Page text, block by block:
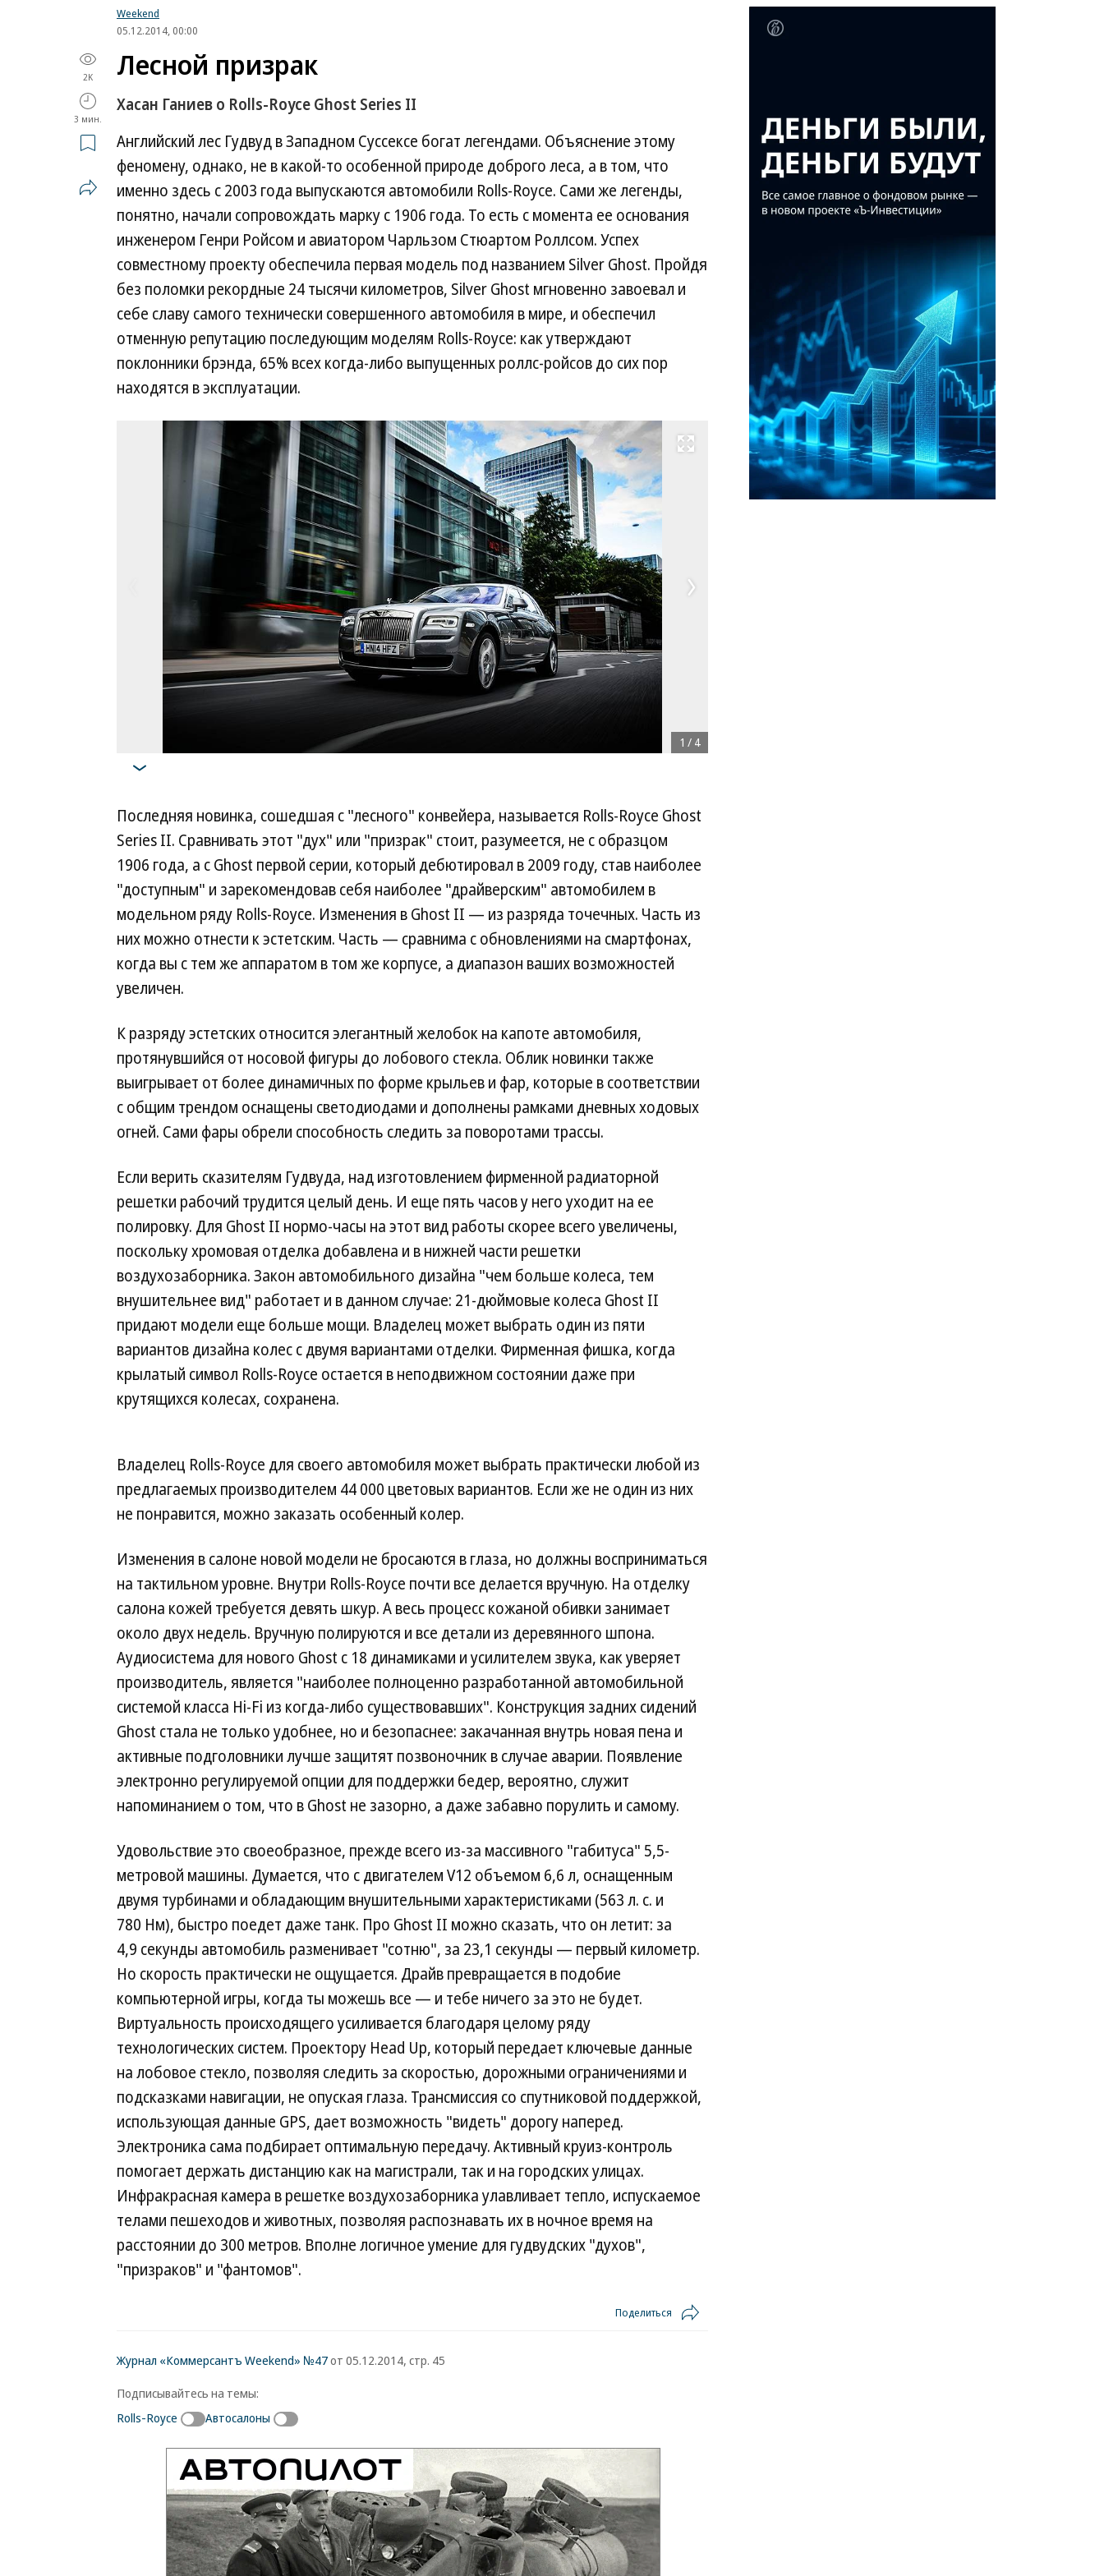
Weekend
05.12.2014, 00:00
2K
3 мин.
Лесной призрак
Хасан Ганиев о Rolls-Royce Ghost Series II
Английский лес Гудвуд в Западном Суссексе богат легендами. Объяснение этому
феномену, однако, не в какой-то особенной природе доброго леса, а в том, что
именно здесь с 2003 года выпускаются автомобили Rolls-Royce. Сами же легенды,
понятно, начали сопровождать марку с 1906 года. То есть с момента ее основания
инженером Генри Ройсом и авиатором Чарльзом Стюартом Роллсом. Успех
совместному проекту обеспечила первая модель под названием Silver Ghost. Пройдя
без поломки рекордные 24 тысячи километров, Silver Ghost мгновенно завоевал и
себе славу самого технически совершенного автомобиля в мире, и обеспечил
отменную репутацию последующим моделям Rolls-Royce: как утверждают
поклонники брэнда, 65% всех когда-либо выпущенных роллс-ройсов до сих пор
находятся в эксплуатации.
Развернуть на весь экран
1 / 4
Последняя новинка, сошедшая с "лесного" конвейера, называется Rolls-Royce Ghost
Series II. Сравнивать этот "дух" или "призрак" стоит, разумеется, не с образцом
1906 года, а с Ghost первой серии, который дебютировал в 2009 году, став наиболее
"доступным" и зарекомендовав себя наиболее "драйверским" автомобилем в
модельном ряду Rolls-Royce. Изменения в Ghost II — из разряда точечных. Часть из
них можно отнести к эстетским. Часть — сравнима с обновлениями на смартфонах,
когда вы с тем же аппаратом в том же корпусе, а диапазон ваших возможностей
увеличен.
К разряду эстетских относится элегантный желобок на капоте автомобиля,
протянувшийся от носовой фигуры до лобового стекла. Облик новинки также
выигрывает от более динамичных по форме крыльев и фар, которые в соответствии
с общим трендом оснащены светодиодами и дополнены рамками дневных ходовых
огней. Сами фары обрели способность следить за поворотами трассы.
Если верить сказителям Гудвуда, над изготовлением фирменной радиаторной
решетки рабочий трудится целый день. И еще пять часов у него уходит на ее
полировку. Для Ghost II нормо-часы на этот вид работы скорее всего увеличены,
поскольку хромовая отделка добавлена и в нижней части решетки
воздухозаборника. Закон автомобильного дизайна "чем больше колеса, тем
внушительнее вид" работает и в данном случае: 21-дюймовые колеса Ghost II
придают модели еще больше мощи. Владелец может выбрать один из пяти
вариантов дизайна колес с двумя вариантами отделки. Фирменная фишка, когда
крылатый символ Rolls-Royce остается в неподвижном состоянии даже при
крутящихся колесах, сохранена.
Владелец Rolls-Royce для своего автомобиля может выбрать практически любой из
предлагаемых производителем 44 000 цветовых вариантов. Если же не один из них
не понравится, можно заказать особенный колер.
Изменения в салоне новой модели не бросаются в глаза, но должны восприниматься
на тактильном уровне. Внутри Rolls-Royce почти все делается вручную. На отделку
салона кожей требуется девять шкур. А весь процесс кожаной обивки занимает
около двух недель. Вручную полируются и все детали из деревянного шпона.
Аудиосистема для нового Ghost с 18 динамиками и усилителем звука, как уверяет
производитель, является "наиболее полноценно разработанной автомобильной
системой класса Hi-Fi из когда-либо существовавших". Конструкция задних сидений
Ghost стала не только удобнее, но и безопаснее: закачанная внутрь новая пена и
активные подголовники лучше защитят позвоночник в случае аварии. Появление
электронно регулируемой опции для поддержки бедер, вероятно, служит
напоминанием о том, что в Ghost не зазорно, а даже забавно порулить и самому.
Удовольствие это своеобразное, прежде всего из-за массивного "габитуса" 5,5-
метровой машины. Думается, что с двигателем V12 объемом 6,6 л, оснащенным
двумя турбинами и обладающим внушительными характеристиками (563 л. с. и
780 Нм), быстро поедет даже танк. Про Ghost II можно сказать, что он летит: за
4,9 секунды автомобиль разменивает "сотню", за 23,1 секунды — первый километр.
Но скорость практически не ощущается. Драйв превращается в подобие
компьютерной игры, когда ты можешь все — и тебе ничего за это не будет.
Виртуальность происходящего усиливается благодаря целому ряду
технологических систем. Проектору Head Up, который передает ключевые данные
на лобовое стекло, позволяя следить за скоростью, дорожными ограничениями и
подсказками навигации, не опуская глаза. Трансмиссия со спутниковой поддержкой,
использующая данные GPS, дает возможность "видеть" дорогу наперед.
Электроника сама подбирает оптимальную передачу. Активный круиз-контроль
помогает держать дистанцию как на магистрали, так и на городских улицах.
Инфракрасная камера в решетке воздухозаборника улавливает тепло, испускаемое
телами пешеходов и животных, позволяя распознавать их в ночное время на
расстоянии до 300 метров. Вполне логичное умение для гудвудских "духов",
"призраков" и "фантомов".
Поделиться
Журнал «Коммерсантъ Weekend» №47от 05.12.2014, стр. 45
Подписывайтесь на темы:
Rolls-Royce
Автосалоны